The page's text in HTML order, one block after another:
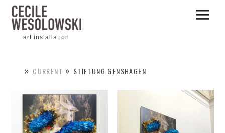
Skip
content
art installation
Primary
Menu
CURRENT STIFTUNG GENSHAGEN